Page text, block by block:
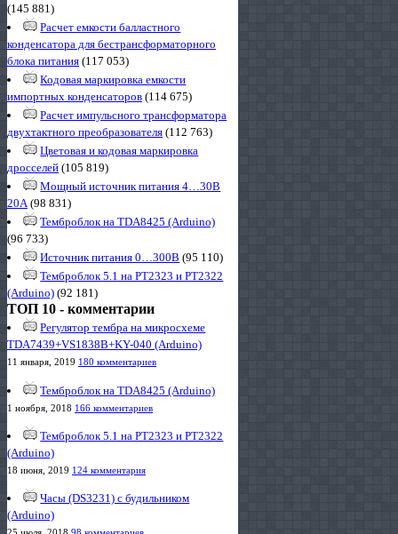
(145 881)
Расчет емкости балластного
конденсатора для бестрансформаторного
блока питания (117 053)
Кодовая маркировка емкости
импортных конденсаторов (114 675)
Расчет импульсного трансформатора
двухтактного преобразователя (112 763)
Цветовая и кодовая маркировка
дросселей (105 819)
Мощный источник питания 4…30В
20А(98 831)
Темброблок на TDA8425 (Arduino)
(96 733)
Источник питания 0…300В (95 110)
Темброблок 5.1 на PT2323 и PT2322
(Arduino) (92 181)
ТОП 10 - комментарии
Регулятор тембра на микросхеме
TDA7439+VS1838B+KY-040 (Arduino)
11 января, 2019 180 комментариев
Темброблок на TDA8425 (Arduino)
1 ноября, 2018 166 комментариев
Темброблок 5.1 на PT2323 и PT2322
(Arduino)
18 июня, 2019 124 комментария
Часы (DS3231) с будильником
(Arduino)